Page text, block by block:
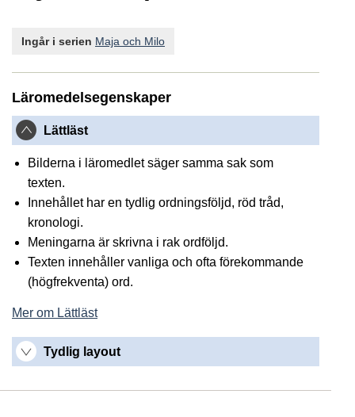
Ingår i serien Maja och Milo
Läromedelsegenskaper
Lättläst
Bilderna i läromedlet säger samma sak som
texten.
Innehållet har en tydlig ordningsföljd, röd tråd,
kronologi.
Meningarna är skrivna i rak ordföljd.
Texten innehåller vanliga och ofta förekommande
(högfrekventa) ord.
Mer om Lättläst
Tydlig layout